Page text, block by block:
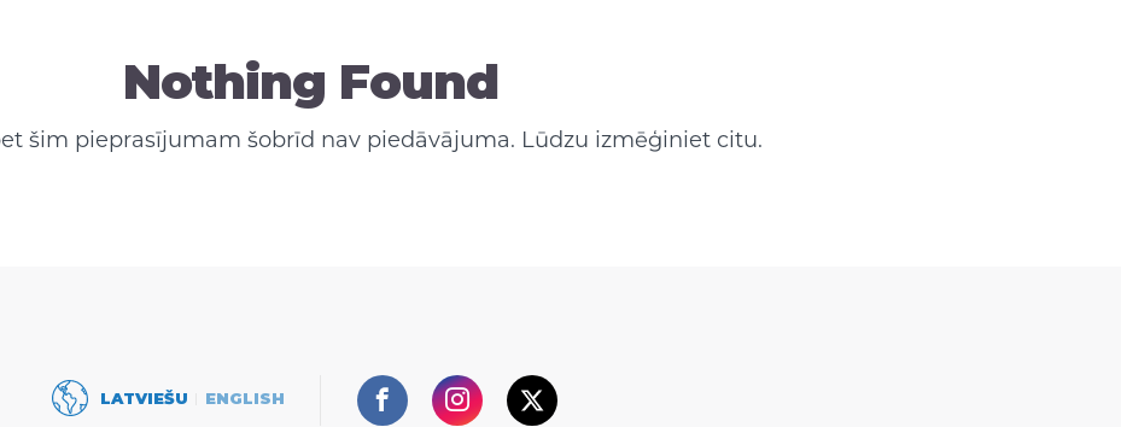
Nothing Found
šim pieprasījumam šobrīd nav piedāvājuma. Lūdzu izmēģiniet citu.
LATVIEŠU ENGLISH FacebookInstagramTwitter